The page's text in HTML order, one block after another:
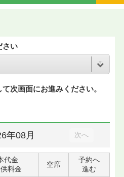
さい
次画面にお進みください。
年08月 次へ
代金
料金
空席
予約へ
進む